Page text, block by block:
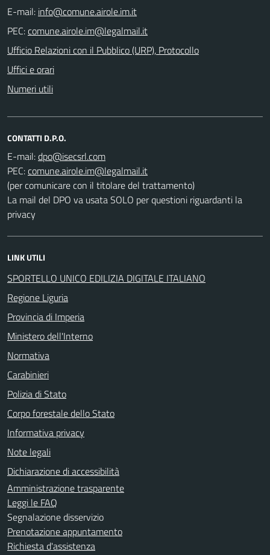
E-mail:
PEC:
Ufficio Relazioni con il Pubblico (URP), Protocollo
Uffici e orari
Numeri utili
CONTATTI D.P.O.
E-mail:
PEC:
(per comunicare con il titolare del trattamento)
La mail del DPO va usata SOLO per questioni riguardanti la
privacy
LINK UTILI
SPORTELLO UNICO EDILIZIA DIGITALE ITALIANO
Regione Liguria
Provincia di Imperia
Ministero dell'Interno
Normativa
Carabinieri
Polizia di Stato
Corpo forestale dello Stato
Informativa privacy
Note legali
Dichiarazione di accessibilità
Amministrazione trasparente
Leggi le FAQ
Segnalazione disservizio
Prenotazione appuntamento
Richiesta d'assistenza